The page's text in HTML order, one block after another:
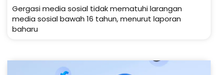
Gergasi media sosial tidak mematuhi larangan
media sosial bawah 16 tahun, menurut laporan
baharu